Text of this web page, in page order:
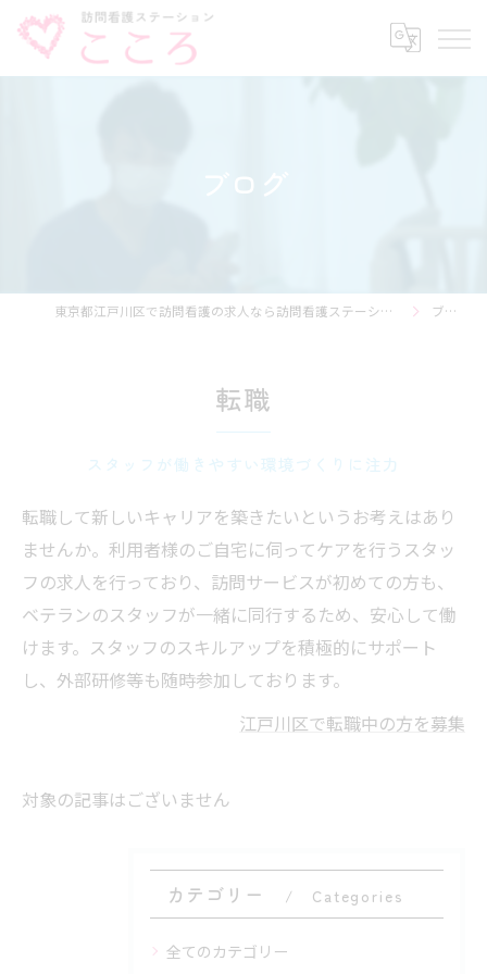
ブログ
東京都江戸川区で訪問看護の求人なら訪問看護ステーション こころ ブログ
転職
スタッフが働きやすい環境づくりに注力
転職して新しいキャリアを築きたいというお考えはあり
ませんか。利用者様のご自宅に伺ってケアを行うスタッ
フの求人を行っており、訪問サービスが初めての方も、
ベテランのスタッフが一緒に同行するため、安心して働
けます。スタッフのスキルアップを積極的にサポート
し、外部研修等も随時参加しております。
江戸川区で転職中の方を募集
対象の記事はございません
カテゴリー Categories
全てのカテゴリー